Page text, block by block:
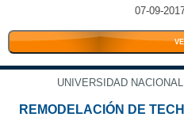
07-09-
UNIVERSIDAD
REMODELACIÓN DE